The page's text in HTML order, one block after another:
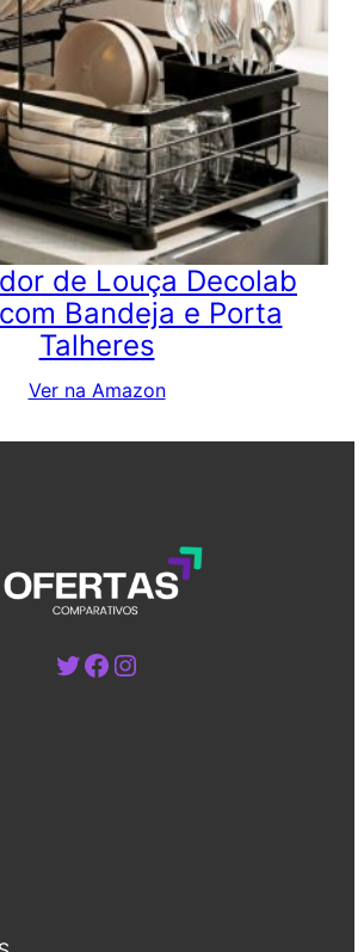
de Louça Decolab
Bandeja e Porta
Talheres
Ver na Amazon
Twitter Facebook Instagram